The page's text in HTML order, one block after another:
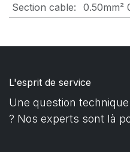
Section cable: 0.50mm²
L'esprit de service
Une question
? Nos experts sont là